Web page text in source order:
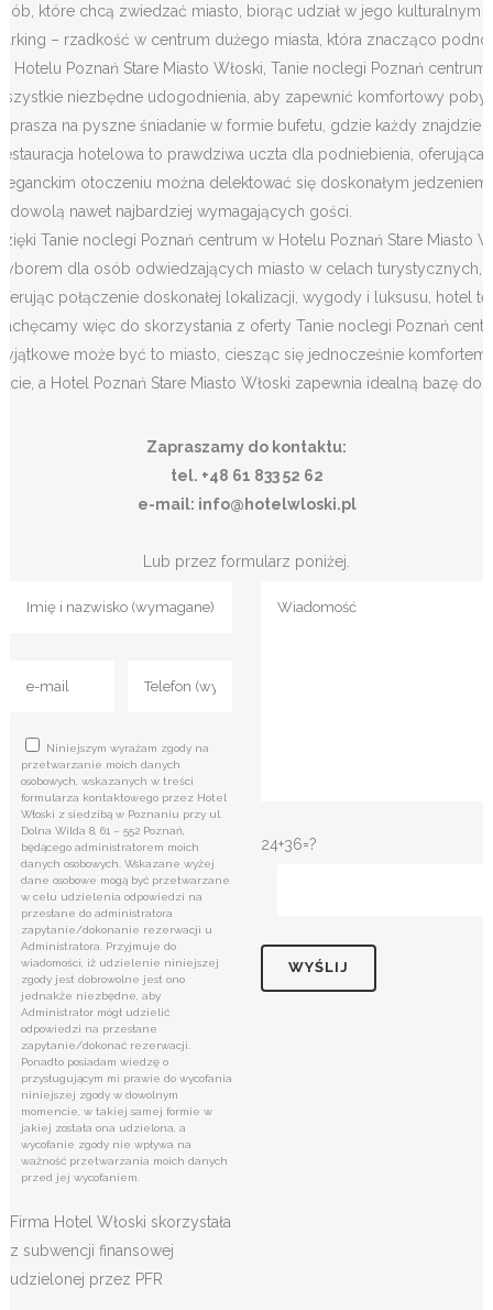
które chcą zwiedzać miasto, biorąc udział w jego
– rzadkość w centrum dużego miasta, która znacząco
Hotelu Poznań Stare Miasto Włoski, Tanie noclegi Poznań
niezbędne udogodnienia, aby zapewnić komfortowy
na pyszne śniadanie w formie bufetu, gdzie każdy
hotelowa to prawdziwa uczta dla podniebienia,
otoczeniu można delektować się doskonałym
nawet najbardziej wymagających gości.
Tanie noclegi Poznań centrum w Hotelu Poznań Stare Miasto
dla osób odwiedzających miasto w celach turystycznych,
połączenie doskonałej lokalizacji, wygody i luksusu, hotel
więc do skorzystania z oferty Tanie noclegi Poznań
może być to miasto, ciesząc się jednocześnie
a Hotel Poznań Stare Miasto Włoski zapewnia idealną bazę do
Zapraszamy do kontaktu:
tel. +48 61 833 52 62
e-mail: info@hotelwloski.pl
Lub przez formularz poniżej.
Niniejszym wyrażam zgody na
przetwarzanie moich danych
osobowych, wskazanych w treści
formularza kontaktowego przez Hotel
Włoski z siedzibą w Poznaniu przy ul.
Dolna Wilda 8, 61 – 552 Poznań,
będącego administratorem moich
danych osobowych. Wskazane wyżej
dane osobowe mogą być przetwarzane
w celu udzielenia odpowiedzi na
przesłane do administratora
zapytanie/dokonanie rezerwacji u
Administratora. Przyjmuje do
wiadomości, iż udzielenie niniejszej
zgody jest dobrowolne jest ono
jednakże niezbędne, aby
Administrator mógł udzielić
odpowiedzi na przesłane
zapytanie/dokonać rezerwacji.
Ponadto posiadam wiedzę o
przysługującym mi prawie do wycofania
niniejszej zgody w dowolnym
momencie, w takiej samej formie w
jakiej została ona udzielona, a
wycofanie zgody nie wpływa na
ważność przetwarzania moich danych
przed jej wycofaniem.
Firma Hotel Włoski skorzystała
z subwencji finansowej
udzielonej przez PFR
24+36=?